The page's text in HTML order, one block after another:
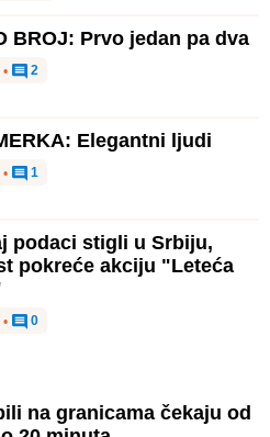
BROJ: Prvo jedan pa dva
• 2
Elegantni ljudi
• 1
podaci stigli u Srbiju,
pokreće akciju "Leteća
• 0
na granicama čekaju od